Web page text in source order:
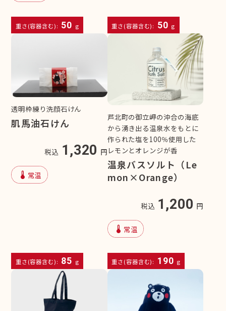
重さ(容器含む): 50 g 重さ(容器含む): 50 g
透明枠練り洗顔石けん
肌馬油石けん
税込 1,320 円
device_thermostat 常温
重さ(容器含む): 85 g
芦北町の御立岬の沖合の海底
から湧き出る温泉水をもとに
作られた塩を100％使用した
レモンとオレンジが香
温泉バスソルト（Le
mon×Orange）
税込 1,200 円
device_thermostat 常温
重さ(容器含む): 190 g